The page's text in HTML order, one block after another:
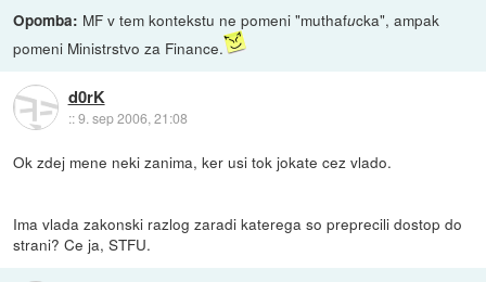
Opomba: MF v tem kontekstu ne pomeni "muthafucka", ampak
pomeni Ministrstvo za Finance.
d0rK
::9. sep 2006, 21:08
Ok zdej mene neki zanima, ker usi tok jokate cez vlado.
Ima vlada zakonski razlog zaradi katerega so preprecili dostop do
strani? Ce ja, STFU.